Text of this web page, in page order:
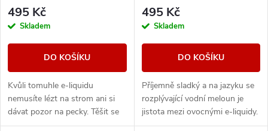
495 Kč
Skladem
DO KOŠÍKU
Kvůli tomuhle e-liquidu
nemusíte lézt na strom ani si
dávat pozor na pecky. Těšit se
však můžete na vynikající
495 Kč
Skladem
DO KOŠÍKU
Příjemně sladký a na jazyku se
rozplývající vodní meloun je
jistota mezi ovocnými e-liquidy.